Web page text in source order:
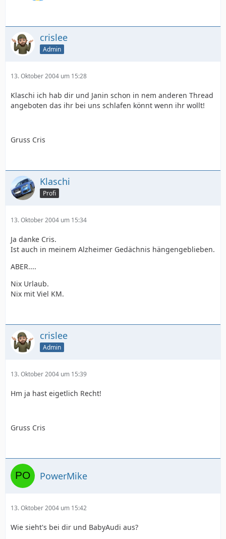
crislee
Admin
13. Oktober 2004 um 15:28
Klaschi ich hab dir und Janin schon in nem anderen Thread
angeboten das ihr bei uns schlafen könnt wenn ihr wollt!
Gruss Cris
Klaschi
Profi
13. Oktober 2004 um 15:34
Ja danke Cris.
Ist auch in meinem Alzheimer Gedächnis hängengeblieben.
ABER....
Nix Urlaub.
Nix mit Viel KM.
crislee
Admin
13. Oktober 2004 um 15:39
Hm ja hast eigetlich Recht!
Gruss Cris
PowerMike
13. Oktober 2004 um 15:42
Wie sieht's bei dir und BabyAudi aus?